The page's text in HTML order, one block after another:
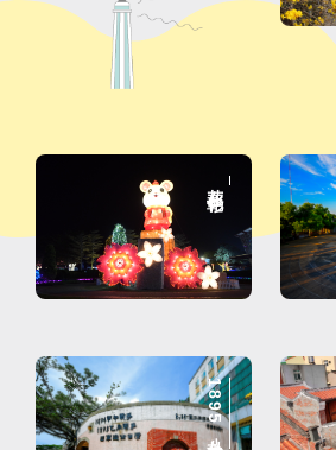
1895八卦山抗日保台史迹馆